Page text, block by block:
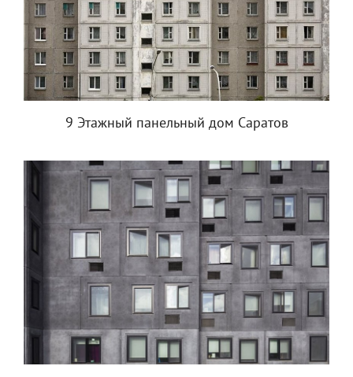
9 Этажный панельный дом Саратов